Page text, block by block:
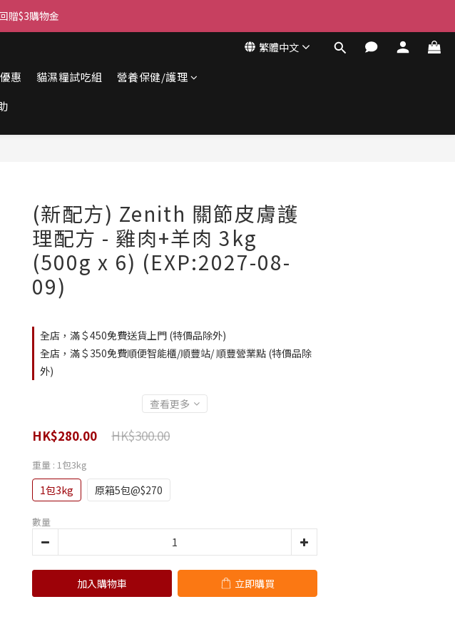
免運 順豐自取
免運 順豐自取
繁體中文
惠 貓濕糧試吃組
營養保健/護理
(新配方) Zenith 關節皮膚護
理配方 - 雞肉+羊肉 3kg
(500g x 6) (EXP:2027-08-
09)
全店，滿＄450免費送貨上門 (特價品除外)
全店，滿＄350免費順便智能櫃/順豐站/ 順豐營業點 (特價品除
外)
查看更多
HK$300.00
HK$280.00
重量 : 1包3kg
1包3kg 原箱5包@$270
數量
加入購物車 立即購買